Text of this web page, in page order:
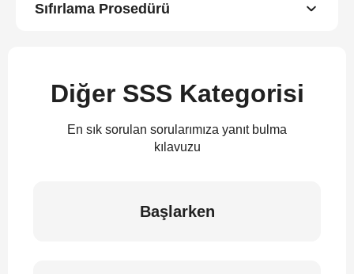
Sıfırlama Prosedürü
Diğer SSS Kategorisi
En sık sorulan sorularımıza yanıt bulma
kılavuzu
Başlarken